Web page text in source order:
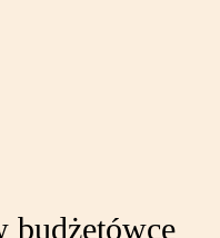
budżetówce